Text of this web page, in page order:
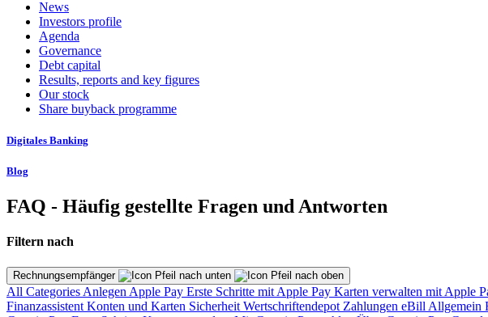
News
Investors profile
Agenda
Governance
Debt capital
Results, reports and key figures
Our stock
Share buyback programme
Digitales Banking
Blog
FAQ - Häufig gestellte Fragen und Antworten
Filtern nach
Rechnungsempfänger
All Categories Anlegen Apple Pay Erste Schritte mit Apple Pay Karten verwalten mit Apple
Finanzassistent Konten und Karten Sicherheit Wertschriftendepot Zahlungen eBill Allgemein